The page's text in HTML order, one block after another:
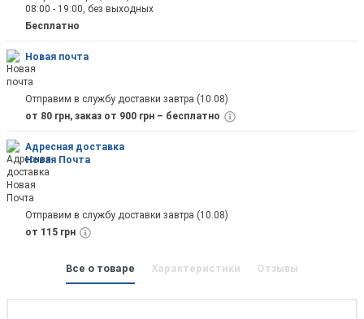
08:00 - 19:00, без выходных
Бесплатно
Новая почта
Отправим в службу доставки завтра (10.08)
от 80 грн, заказ от 900 грн – бесплатно
Адресная доставка
Новая Почта
Отправим в службу доставки завтра (10.08)
от 115 грн
Все о товаре Характеристики Отзывы